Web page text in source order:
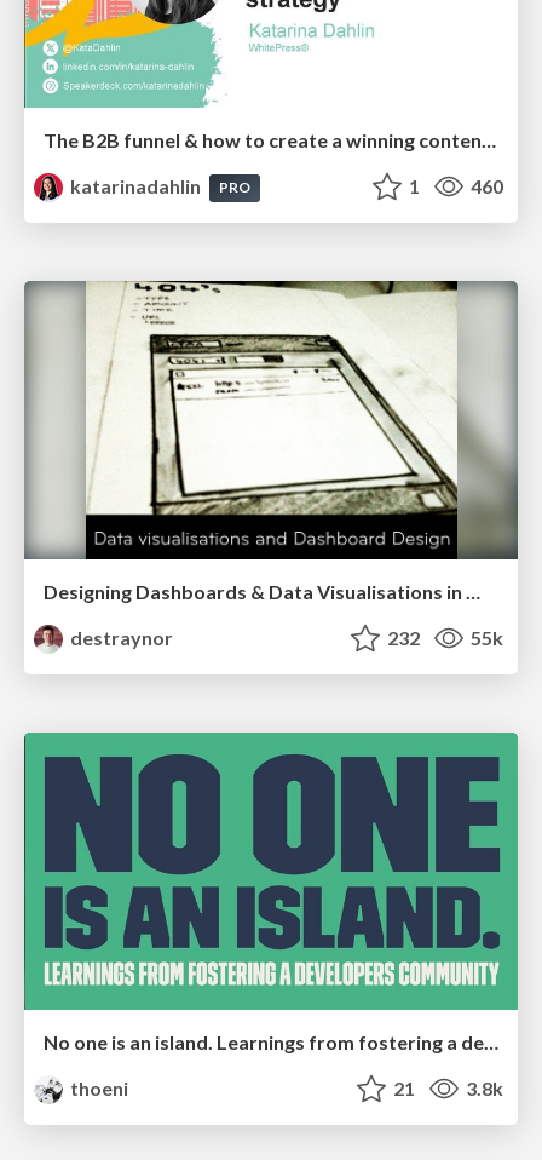
The B2B funnel & how to create a winning content strategy
katarinadahlin
PRO 1 460
Designing Dashboards & Data Visualisations in Web Apps
destraynor
232 55k
No one is an island. Learnings from fostering a developers community.
thoeni
21 3.8k